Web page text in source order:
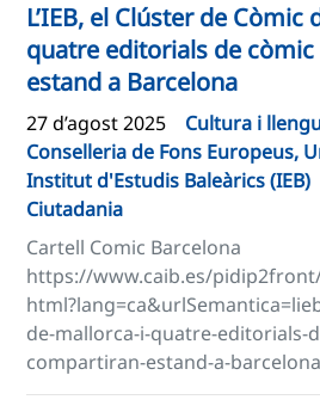
L’IEB, el Clúster de Còmic
quatre editorials de
estand a Barcelona
27 d’agost 2025 Cultura i
Conselleria de Fons Europeus,
Institut d'Estudis Baleàrics (IEB)
Ciutadania
Cartell Comic Barcelona
https://www.caib.es/
de-mallorca-i-quatre-editorials-
compartiran-estand-a-barcelona